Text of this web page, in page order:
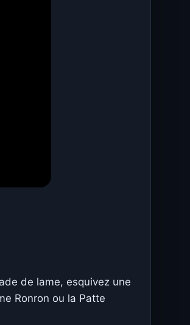
de lame, esquivez une
Ronron ou la Patte